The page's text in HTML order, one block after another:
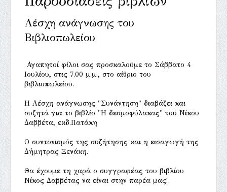
Λέσχη ανάγνωσης του
Βιβλιοπωλείου
Αγαπητοί φίλοι σας προσκαλούμε το Σάββατο 4
Ιουλίου, στις 7.00 μ.μ., στο αίθριο του
βιβλιοπωλείου.
Η Λέσχη ανάγνωσης "Συνάντηση" διαβάζει και
συζητά για το βιβλίο "Η δεσμοφύλακας" του Νίκου
Δαββέτα, εκδ.Πατάκη
Ο συντονισμός της συζήτησης και η εισαγωγή της
Δήμητρας Ξενάκη.
Θα έχουμε τη χαρά ο συγγραφέας του βιβλίου
Νίκος Δαββέτας να είναι στην παρέα μας!